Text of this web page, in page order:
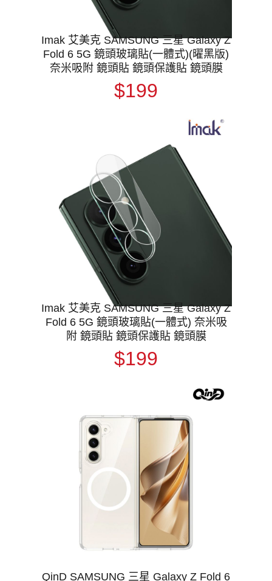
Imak 艾美克 SAMSUNG 三星 Galaxy Z
Fold 6 5G 鏡頭玻璃貼(一體式)(曜黑版)
奈米吸附 鏡頭貼 鏡頭保護貼 鏡頭膜
$199
Imak 艾美克 SAMSUNG 三星 Galaxy Z
Fold 6 5G 鏡頭玻璃貼(一體式) 奈米吸
附 鏡頭貼 鏡頭保護貼 鏡頭膜
$199
QinD SAMSUNG 三星 Galaxy Z Fold 6